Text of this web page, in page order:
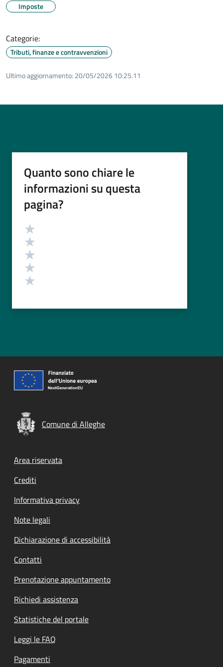
Imposte
Categorie:
Tributi, finanze e contravvenzioni
Ultimo aggiornamento: 20/05/2026 10:25.11
Quanto sono chiare le
informazioni su questa
pagina?
Valutazione
Comune di Alleghe
Footer menu
Area riservata
Crediti
Informativa privacy
Note legali
Dichiarazione di accessibilità
Contatti
Prenotazione appuntamento
Richiedi assistenza
Statistiche del portale
Leggi le FAQ
Pagamenti